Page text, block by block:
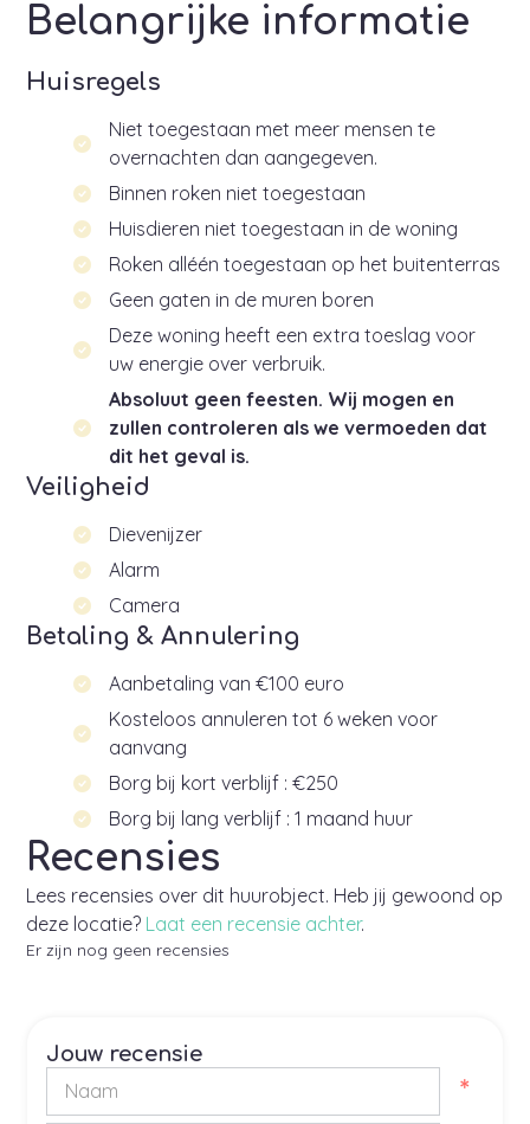
Belangrijke informatie
Huisregels
Niet toegestaan met meer mensen te
overnachten dan aangegeven.
Binnen roken niet toegestaan
Huisdieren niet toegestaan in de woning
Roken alléén toegestaan op het buitenterras
Geen gaten in de muren boren
Deze woning heeft een extra toeslag voor
uw energie over verbruik.
Absoluut geen feesten. Wij mogen en
zullen controleren als we vermoeden dat
dit het geval is.
Veiligheid
Dievenijzer
Alarm
Camera
Betaling & Annulering
Aanbetaling van €100 euro
Kosteloos annuleren tot 6 weken voor
aanvang
Borg bij kort verblijf : €250
Borg bij lang verblijf : 1 maand huur
Recensies
Lees recensies over dit huurobject. Heb jij gewoond op
deze locatie? Laat een recensie achter.
Er zijn nog geen recensies
Jouw recensie
*